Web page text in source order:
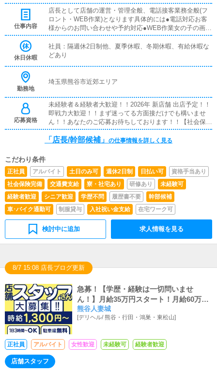
合ガソリン代 全額支給 ※車持ち込みの場合大入り 30000
円～100000円歩合 50000円～200000円※やる気と能力次第
では随時昇給させる独自システムがございます。
仕事内容
店長として店舗の運営・管理全般、電話接客業務全般(フ
ロント・WEB作業)となります具体的には●電話対応お客
様からのお問い合わせや予約対応●WEB作業女の子の画像
やプロフィール、シフト登録、HPの更新作業●LINE、メ
ール対応女の子などの返信業務●マネジメント女の子の勤
怠管理やスケジュール確認●送迎業務ホテルやご自宅に女
タッフ一人一人に教育・指導を行う先輩スタッフがマンツ
て欲しいところを尋ねやすい環境があります。
休日休暇
社員：隔週休2日制他、夏季休暇、冬期休暇、有給休暇な
どあり
勤務地
埼玉県熊谷市近郊エリア
応募資格
未経験者＆経験者大歓迎！！2026年 新店舗 出店予定！！
即戦力大歓迎！！まず迷ってる方面接だけでも構いませ
ん！！あなたのご応募お待ちしております！！【社会保険
完備】雇用保険、健康保険、厚生年金※18歳以上※要普通
自動車免許
「店長/幹部候補」 の仕事情報を詳しく見る
こだわり条件
正社員 アルバイト 土日のみ可 週休2日制 日払い可
資格手当あり
社会保険完備
交通費支給 寮・社宅あり 研修あり
未経験可
経験者歓迎
シニア歓迎 学歴不問 履歴書不要
幹部候補
車･バイク通勤可
制服貸与 入社祝い金支給 在宅ワーク可
検討中に追加 求人情報を見る
8/7 15:08 店長ブログ更新
急募！【学歴・経験は一切問いませ
ん！】月給35万円スタート！月給60万円
くらいまで稼げるお店にします！！
熊谷人妻城
[デリヘル/熊谷・行田・鴻巣・東松山]
正社員 アルバイト 女性歓迎 未経験可 経験者歓迎
店舗スタッフ